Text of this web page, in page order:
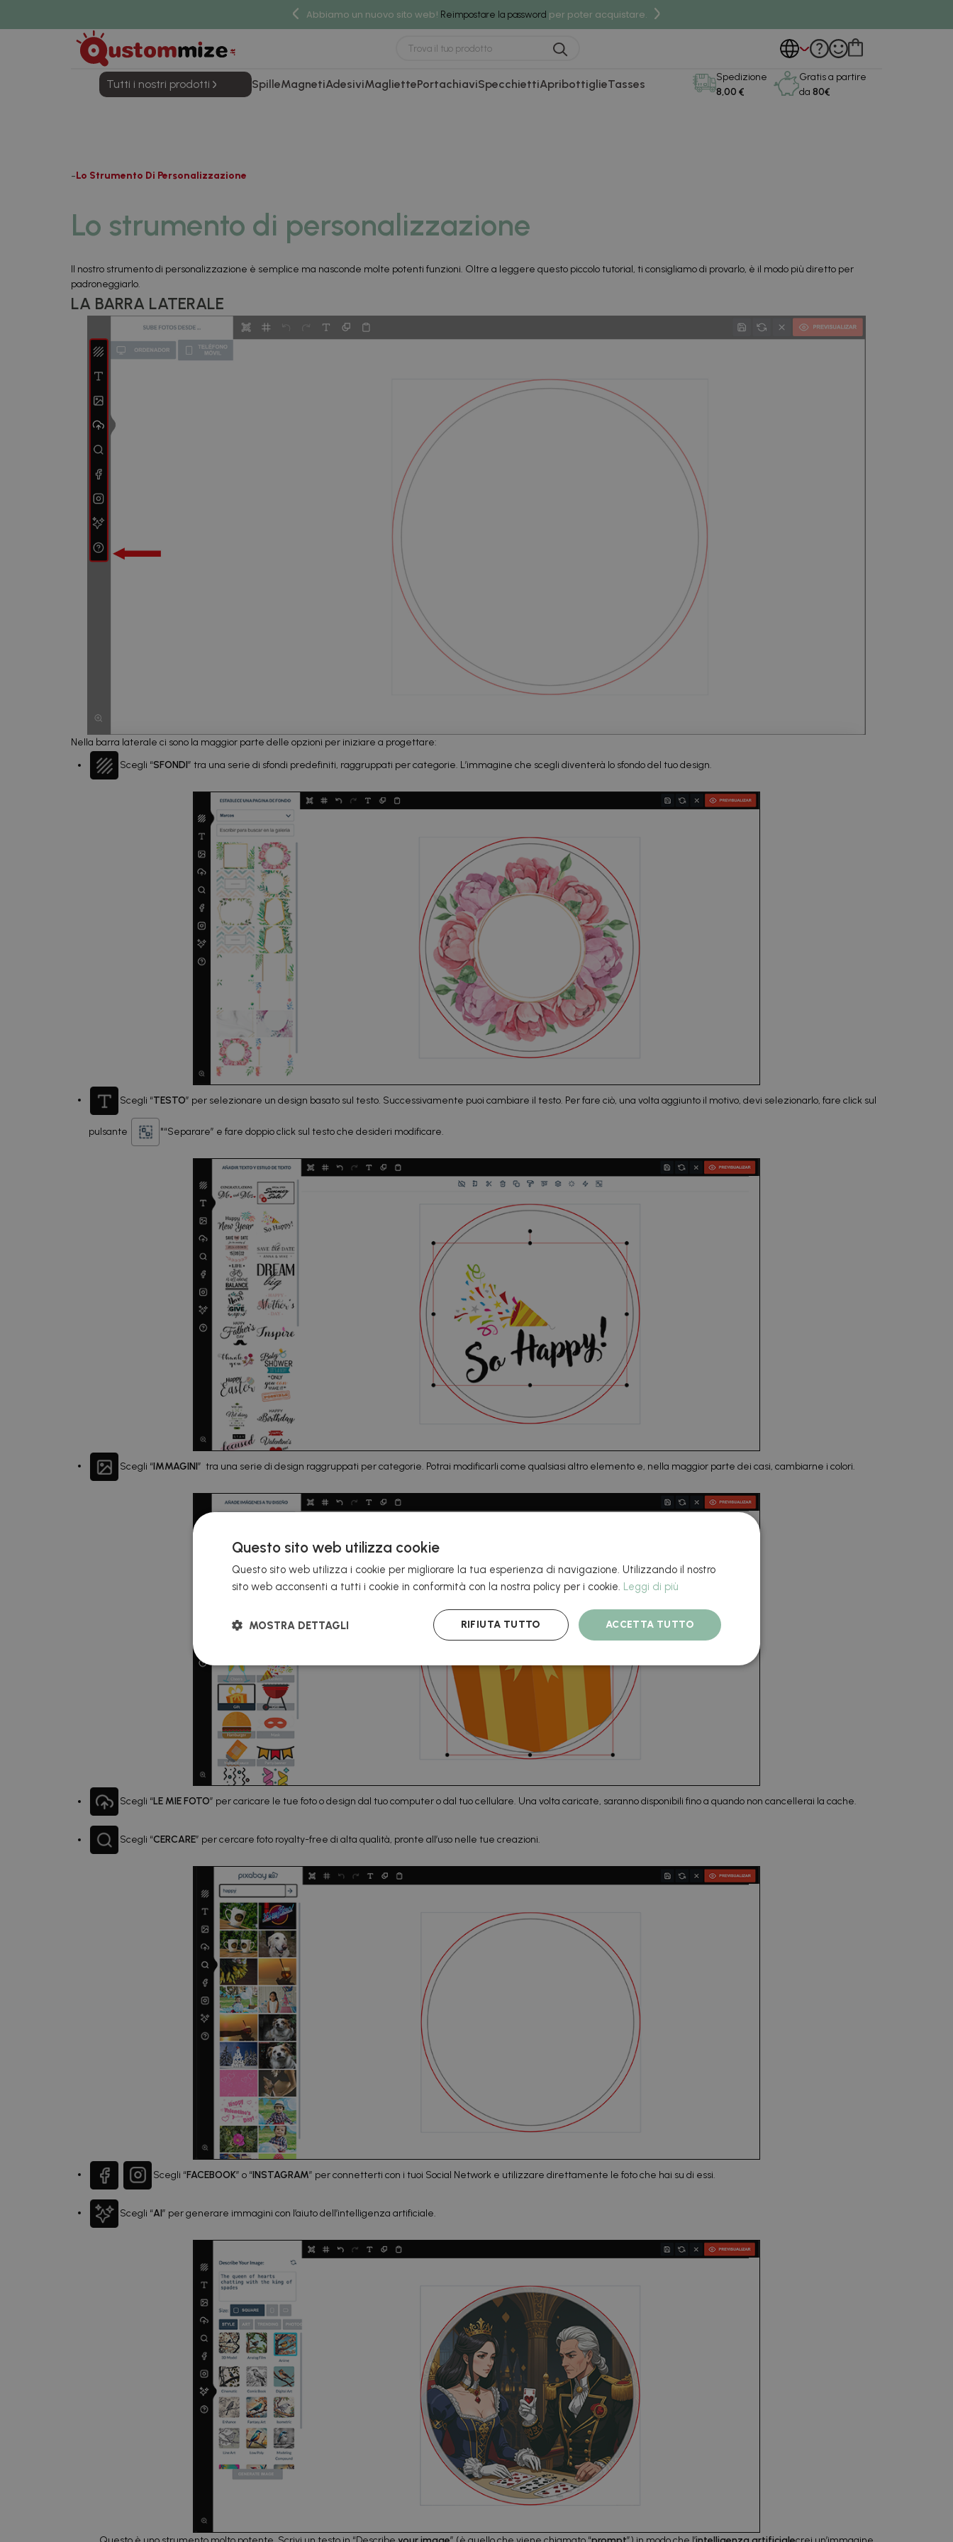
Abbiamo un nuovo sito web! Reimpostare la password per poter acquistare.
Tutti i nostri prodotti SpilleMagnetiAdesiviMagliettePortachiaviSpecchiettiApribottiglieTasses
Spedizione
8,00 €
Gratis a partire
da80€
Lo Strumento Di Personalizzazione
Lo strumento di personalizzazione
Il nostro strumento di personalizzazione è semplice ma nasconde molte potenti funzioni. Oltre a leggere questo piccolo tutorial, ti consigliamo di provarlo, è il modo più diretto per
padroneggiarlo.
LA BARRA LATERALE
Nella barra laterale ci sono la maggior parte delle opzioni per iniziare a progettare:
Scegli “SFONDI” tra una serie di sfondi predefiniti, raggruppati per categorie. L’immagine che scegli diventerà lo sfondo del tuo design.
Scegli “TESTO” per selezionare un design basato sul testo. Successivamente puoi cambiare il testo. Per fare ciò, una volta aggiunto il motivo, devi selezionarlo, fare click sul
pulsante "“Separare” e fare doppio click sul testo che desideri modificare.
Scegli “IMMAGINI” tra una serie di design raggruppati per categorie. Potrai modificarli come qualsiasi altro elemento e, nella maggior parte dei casi, cambiarne i colori.
Scegli “LE MIE FOTO” per caricare le tue foto o design dal tuo computer o dal tuo cellulare. Una volta caricate, saranno disponibili fino a quando non cancellerai la cache.
Scegli “CERCARE” per cercare foto royalty-free di alta qualità, pronte all’uso nelle tue creazioni.
Scegli “FACEBOOK” o “INSTAGRAM” per connetterti con i tuoi Social Network e utilizzare direttamente le foto che hai su di essi.
Scegli “AI” per generare immagini con l’aiuto dell’intelligenza artificiale.
Questo sito web utilizza cookie
Questo sito web utilizza i cookie per migliorare la tua esperienza di navigazione. Utilizzando il nostro
sito web acconsenti a tutti i cookie in conformità con la nostra policy per i cookie. Leggi di più
ACCETTA TUTTO
RIFIUTA TUTTO
MOSTRA DETTAGLI